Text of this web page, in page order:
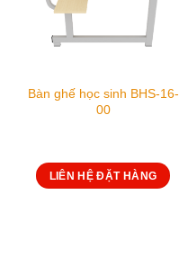
Bàn ghế học sinh BHS-16-
00
LIÊN HỆ ĐẶT HÀNG